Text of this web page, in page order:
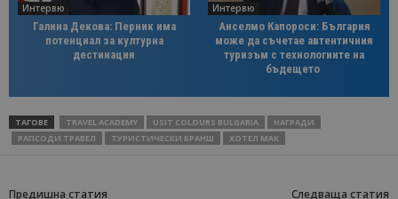
Интервю
Галина Декова: Перник има
потенциал за културна
дестинация
Интервю
Анселмо Капороси: България
може да съчетае автентичния
туризъм с технологиите на
бъдещето
ТАГОВЕ TRAVEL ACADEMY USIT COLOURS BULGARIA
НАГРАДИ
РАПСОДИ ТРАВЕЛ
ТУРИСТИЧЕСКИ БРАНШ ХОТЕЛ МАК
Предишна статия Следваща статия